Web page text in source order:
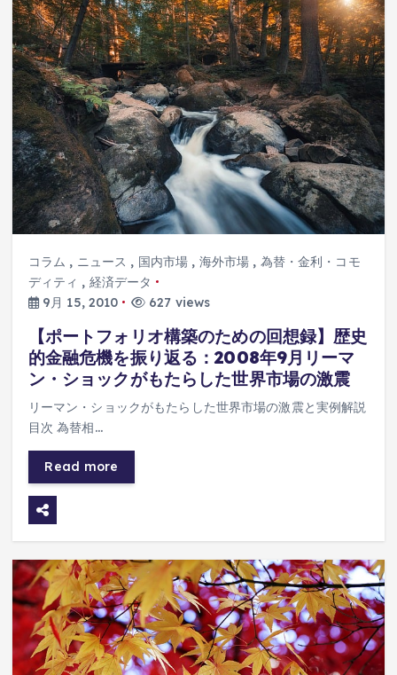
コラム , ニュース , 国内市場 , 海外市場 , 為替・金利・コモ
ディティ , 経済データ
9月 15, 2010
627 views
【ポートフォリオ構築のための回想録】歴史
的金融危機を振り返る：2008年9月リーマ
ン・ショックがもたらした世界市場の激震
リーマン・ショックがもたらした世界市場の激震と実例解説
目次 為替相…
Read more